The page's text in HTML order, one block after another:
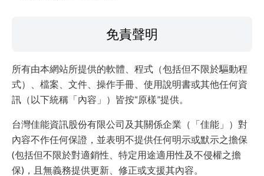
免責聲明
所有由本網站所提供的軟體、程式（包括但不限於驅動程
式）、檔案、文件、操作手冊、使用說明書或其他任何資
訊（以下統稱「內容」）皆按“原樣”提供。
台灣佳能資訊股份有限公司及其關係企業（「佳能」）對
內容不作任何保證，並表明不提供任何明示或默示之擔保
(包括但不限於對適銷性、特定用途適用性及不侵權之擔
保)，且無義務提供更新、修正或支援其內容。